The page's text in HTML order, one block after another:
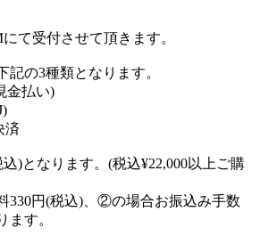
て受付させて頂きます。
記の3種類となります。
金払い)
済
)となります。(税込¥22,000以上ご購
330円(税込)、②の場合お振込み手数
ます。